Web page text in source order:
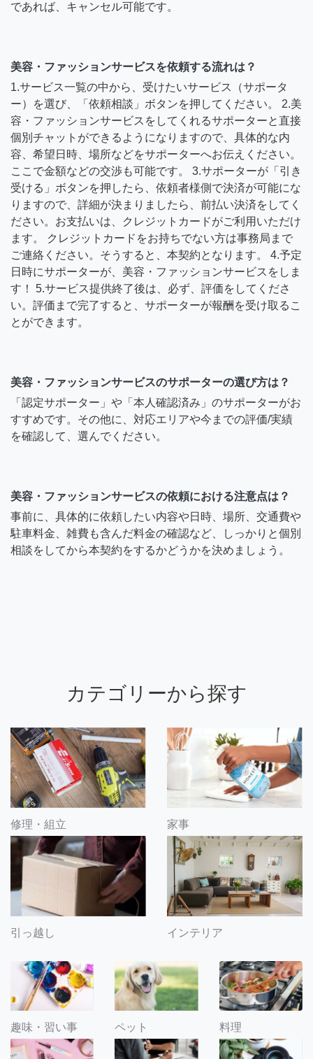
であれば、キャンセル可能です。
美容・ファッションサービスを依頼する流れは？
1.サービス一覧の中から、受けたいサービス（サポータ
ー）を選び、「依頼相談」ボタンを押してください。 2.美
容・ファッションサービスをしてくれるサポーターと直接
個別チャットができるようになりますので、具体的な内
容、希望日時、場所などをサポーターへお伝えください。
ここで金額などの交渉も可能です。 3.サポーターが「引き
受ける」ボタンを押したら、依頼者様側で決済が可能にな
りますので、詳細が決まりましたら、前払い決済をしてく
ださい。お支払いは、クレジットカードがご利用いただけ
ます。 クレジットカードをお持ちでない方は事務局まで
ご連絡ください。そうすると、本契約となります。 4.予定
日時にサポーターが、美容・ファッションサービスをしま
す！ 5.サービス提供終了後は、必ず、評価をしてくださ
い。評価まで完了すると、サポーターが報酬を受け取るこ
とができます。
美容・ファッションサービスのサポーターの選び方は？
「認定サポーター」や「本人確認済み」のサポーターがお
すすめです。その他に、対応エリアや今までの評価/実績
を確認して、選んでください。
美容・ファッションサービスの依頼における注意点は？
事前に、具体的に依頼したい内容や日時、場所、交通費や
駐車料金、雑費も含んだ料金の確認など、しっかりと個別
相談をしてから本契約をするかどうかを決めましょう。
カテゴリーから探す
修理・組立 家事
引っ越し インテリア
趣味・習い事 ペット 料理